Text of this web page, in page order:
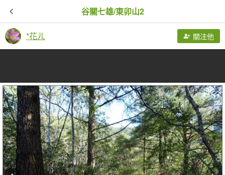
谷關七雄/東卯山2
*花ㄦ 關注他